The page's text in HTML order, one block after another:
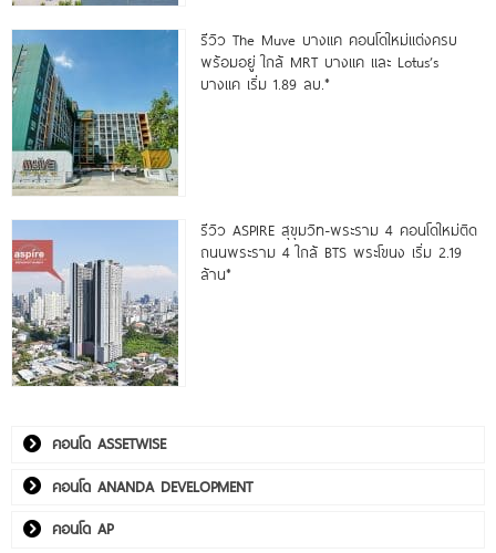
รีวิว The Muve บางแค คอนโดใหม่แต่งครบ
พร้อมอยู่ ใกล้ MRT บางแค และ Lotus’s
บางแค เริ่ม 1.89 ลบ.*
รีวิว ASPIRE สุขุมวิท-พระราม 4 คอนโดใหม่ติด
ถนนพระราม 4 ใกล้ BTS พระโขนง เริ่ม 2.19
ล้าน*
คอนโด ASSETWISE
คอนโด ANANDA DEVELOPMENT
คอนโด AP